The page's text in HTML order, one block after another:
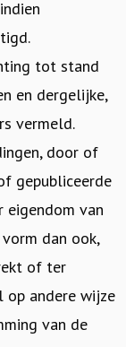
tot stand
en dergelijke,
vermeld.
door of
gepubliceerde
eigendom van
dan ook,
of ter
op andere wijze
van de